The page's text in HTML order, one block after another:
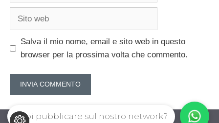
Sito
Salva il mio nome, email e sito web in questo
browser per la prossima volta che commento.
Vuoi pubblicare sul nostro network?